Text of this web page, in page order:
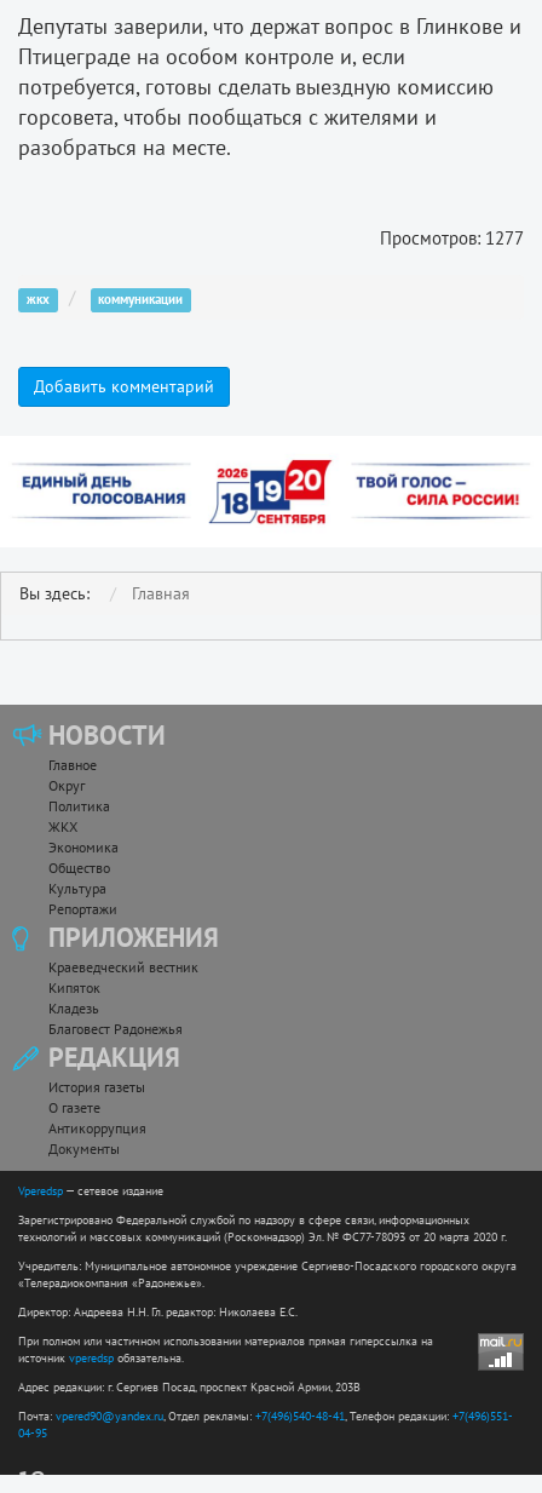
Депутаты заверили, что держат вопрос в Глинкове и
Птицеграде на особом контроле и, если
потребуется, готовы сделать выездную комиссию
горсовета, чтобы пообщаться с жителями и
разобраться на месте.
Просмотров: 1277
жкх коммуникации
Добавить комментарий
Вы здесь: Главная
НОВОСТИ
Главное
Округ
Политика
ЖКХ
Экономика
Общество
Культура
Репортажи
ПРИЛОЖЕНИЯ
Краеведческий вестник
Кипяток
Кладезь
Благовест Радонежья
РЕДАКЦИЯ
История газеты
О газете
Антикоррупция
Документы
Vperedsp — сетевое издание
Зарегистрировано Федеральной службой по надзору в сфере связи, информационных
технологий и массовых коммуникаций (Роскомнадзор) Эл. № ФС77-78093 от 20 марта 2020 г.
Учредитель: Муниципальное автономное учреждение Сергиево-Посадского городского округа
«Телерадиокомпания «Радонежье».
Директор: Андреева Н.Н. Гл. редактор: Николаева Е.С.
При полном или частичном использовании материалов прямая гиперссылка на
источник vperedsp обязательна.
Адрес редакции: г. Сергиев Посад, проспект Красной Армии, 203В
Почта: vpered90@yandex.ru, Отдел рекламы: +7(496)540-48-41, Телефон редакции: +7(496)551-
04-95
12+